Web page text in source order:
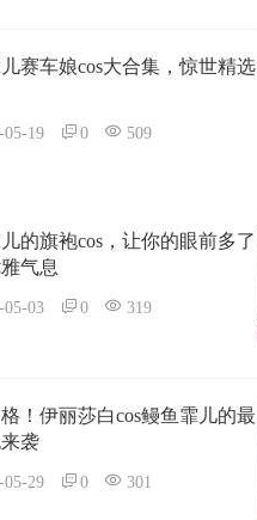
赛车娘cos大合集，惊世精选
05-19 0 509
的旗袍cos，让你的眼前多了
气息
05-03 0 319
！伊丽莎白cos鳗鱼霏儿的最
袭
05-29 0 301